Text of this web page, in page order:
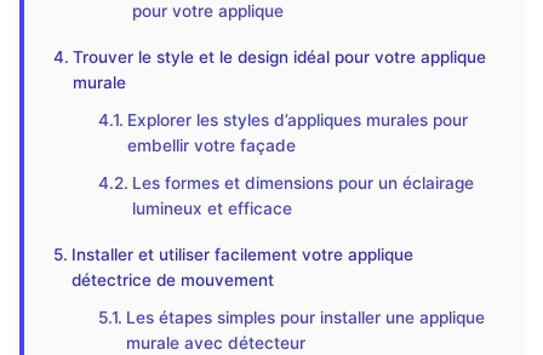
pour votre applique
Trouver le style et le design idéal pour votre applique
murale
Explorer les styles d’appliques murales pour
embellir votre façade
Les formes et dimensions pour un éclairage
lumineux et efficace
Installer et utiliser facilement votre applique
détectrice de mouvement
Les étapes simples pour installer une applique
murale avec détecteur